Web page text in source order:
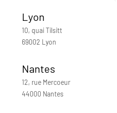
Lyon
10, quai Tilsitt
69002 Lyon
Nantes
12, rue Mercoeur
44000 Nantes